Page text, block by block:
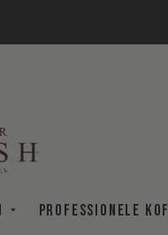
Professionele